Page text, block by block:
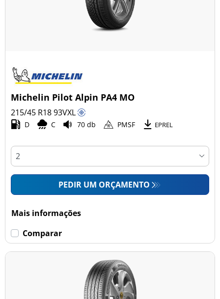
Michelin Pilot Alpin PA4 MO
215/45 R1893VXL
D C 70 db PMSF EPREL
PEDIR UM ORÇAMENTO
Mais informações
Comparar